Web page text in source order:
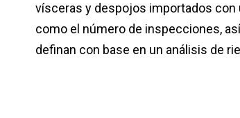
vísceras y despojos importados
como el número de inspecciones,
definan con base en un análisis de